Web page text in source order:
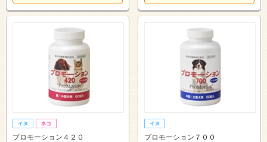
プロモーション４２０ プロモーション７００